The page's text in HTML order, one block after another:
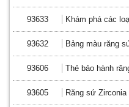
93633 Khám phá các
93632 Bảng màu răng
93606 Thẻ bảo hành
93605 Răng sứ